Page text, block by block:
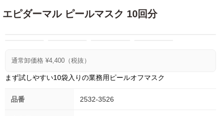
エピダーマル ピールマスク 10回分
通常卸価格 ¥4,400 （税抜）
まず試しやすい10袋入りの業務用ピールオフマスク
品番 2532-3526